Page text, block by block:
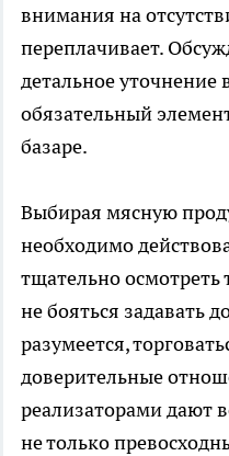
внимания на
переплачивает.
детальное уточнение
обязательный
базаре.
Выбирая мясную
необходимо
тщательно осмотреть
не бояться задавать
разумеется,
доверительные
реализаторами дают
не только